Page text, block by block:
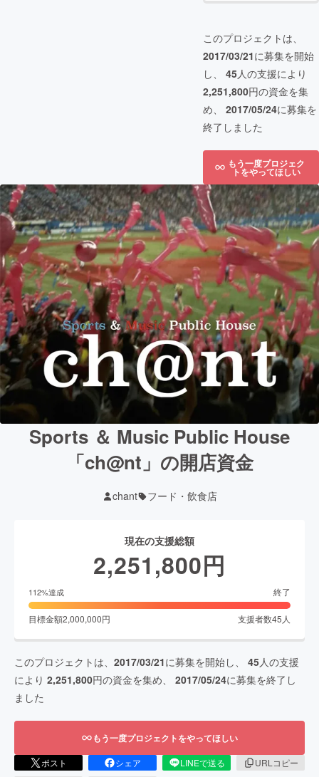
このプロジェクトは、
2017/03/21に募集を開始
し、 45人の支援により
2,251,800円の資金を集
め、 2017/05/24に募集を
終了しました
もう一度プロジェク
トをやってほしい
Sports ＆ Music Public House
「ch@nt」の開店資金
chant フード・飲食店
現在の支援総額
2,251,800円
112%達成 終了
目標金額2,000,000円 支援者数45 人
このプロジェクトは、 2017/03/21に募集を開始し、 45人の支援
により 2,251,800円の資金を集め、 2017/05/24に募集を終了し
ました
もう一度プロジェクトをやってほしい
ポスト シェア LINEで送る
URLコピー